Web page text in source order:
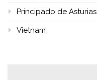
Principado de Asturias
Vietnam